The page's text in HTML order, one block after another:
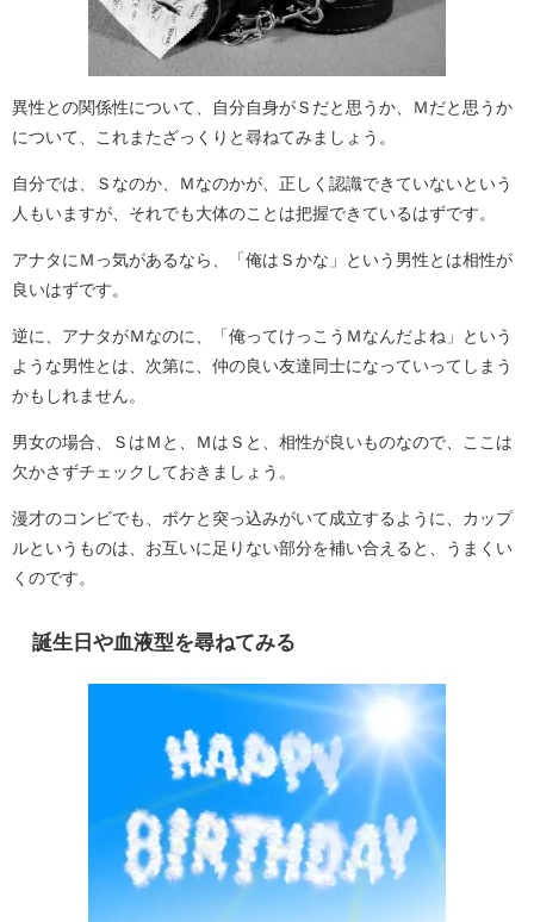
異性との関係性について、自分自身がＳだと思うか、Ｍだと思うか
について、これまたざっくりと尋ねてみましょう。
自分では、Ｓなのか、Ｍなのかが、正しく認識できていないという
人もいますが、それでも大体のことは把握できているはずです。
アナタにＭっ気があるなら、「俺はＳかな」という男性とは相性が
良いはずです。
逆に、アナタがＭなのに、「俺ってけっこうＭなんだよね」という
ような男性とは、次第に、仲の良い友達同士になっていってしまう
かもしれません。
男女の場合、ＳはＭと、ＭはＳと、相性が良いものなので、ここは
欠かさずチェックしておきましょう。
漫才のコンビでも、ボケと突っ込みがいて成立するように、カップ
ルというものは、お互いに足りない部分を補い合えると、うまくい
くのです。
誕生日や血液型を尋ねてみる